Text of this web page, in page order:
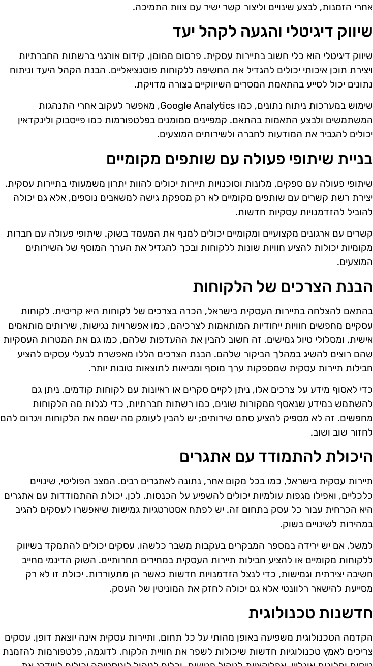
אחרי הזמנות, לבצע שינויים וליצור קשר ישיר עם צוות התמיכה.
שיווק דיגיטלי והגעה לקהל יעד
שיווק דיגיטלי הוא כלי חשוב בתיירות עסקית. פרסום ממומן, קידום אורגני ברשתות החברתיות
ויצירת תוכן איכותי יכולים להגדיל את החשיפה ללקוחות פוטנציאליים. הבנת הקהל היעד וניתוח
נתונים יכול לסייע בהתאמת המסרים השיווקיים בצורה מדויקת.
שימוש במערכות ניתוח נתונים, כמו Google Analytics, מאפשר לעקוב אחרי התנהגות
המשתמשים ולבצע התאמות בהתאם. קמפיינים ממומנים בפלטפורמות כמו פייסבוק ולינקדאין
יכולים להגביר את המודעות לחברה ולשירותים המוצעים.
בניית שיתופי פעולה עם שותפים מקומיים
שיתופי פעולה עם ספקים, מלונות וסוכנויות תיירות יכולים להוות יתרון משמעותי בתיירות עסקית.
יצירת רשת קשרים עם שותפים מקומיים לא רק מספקת גישה למשאבים נוספים, אלא גם יכולה
להוביל להזדמנויות עסקיות חדשות.
קשרים עם ארגונים מקצועיים ומקומיים יכולים למנף את המעמד בשוק. שיתופי פעולה עם חברות
מקומיות יכולות להציע חוויות שונות ללקוחות ובכך להגדיל את הערך המוסף של השירותים
המוצעים.
הבנת הצרכים של הלקוחות
בהתאם להצלחה בתיירות העסקית בישראל, הכרה בצרכים של לקוחות היא קריטית. לקוחות
עסקיים מחפשים חוויות ייחודיות המותאמות לצרכיהם, כמו אפשרויות נגישות, שירותים מותאמים
אישית, ומסלולי טיול גמישים. זה חשוב להבין את ההעדפות שלהם, כמו גם את המטרות העסקיות
שהם רוצים להשיג במהלך הביקור שלהם. הבנת הצרכים הללו מאפשרת לבעלי עסקים להציע
חבילות תיירות עסקית שמספקות ערך מוסף ומביאות לתוצאות טובות יותר.
כדי לאסוף מידע על צרכים אלו, ניתן לקיים סקרים או ראיונות עם לקוחות קודמים. ניתן גם
להשתמש במידע שנאסף ממקורות שונים, כמו רשתות חברתיות, כדי לגלות מה הלקוחות
מחפשים. זה לא מספיק להציע סתם שירותים; יש להבין לעומק מה ישמח את הלקוחות ויגרום להם
לחזור שוב ושוב.
היכולת להתמודד עם אתגרים
תיירות עסקית בישראל, כמו בכל מקום אחר, נתונה לאתגרים רבים. המצב הפוליטי, שינויים
כלכליים, ואפילו מגפות עולמיות יכולים להשפיע על הכנסות. לכן, יכולת ההתמודדות עם אתגרים
היא הכרחית עבור כל עסק בתחום זה. יש לפתח אסטרטגיות גמישות שיאפשרו לעסקים להגיב
במהירות לשינויים בשוק.
למשל, אם יש ירידה במספר המבקרים בעקבות משבר כלשהו, עסקים יכולים להתמקד בשיווק
ללקוחות מקומיים או להציע חבילות תיירות העסקית במחירים תחרותיים. השוק הדינמי מחייב
חשיבה יצירתית וגמישות, כדי לנצל הזדמנויות חדשות כאשר הן מתעוררות. יכולת זו לא רק
מסייעת להישאר רלוונטי אלא גם יכולה לחזק את המוניטין של העסק.
חדשנות טכנולוגית
הקדמה הטכנולוגית משפיעה באופן מהותי על כל תחום, ותיירות עסקית אינה יוצאת דופן. עסקים
צריכים לאמץ טכנולוגיות חדשות שיכולות לשפר את חוויית הלקוח. לדוגמה, פלטפורמות להזמנת